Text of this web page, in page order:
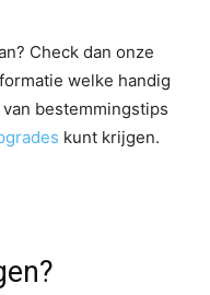
Check dan onze
welke handig
bestemmingstips
kunt krijgen.